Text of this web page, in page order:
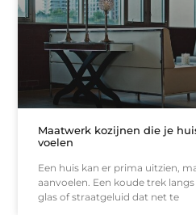
Maatwerk kozijnen die je
voelen
Een huis kan er prima uitzien,
aanvoelen. Een koude trek
glas of straatgeluid dat net te